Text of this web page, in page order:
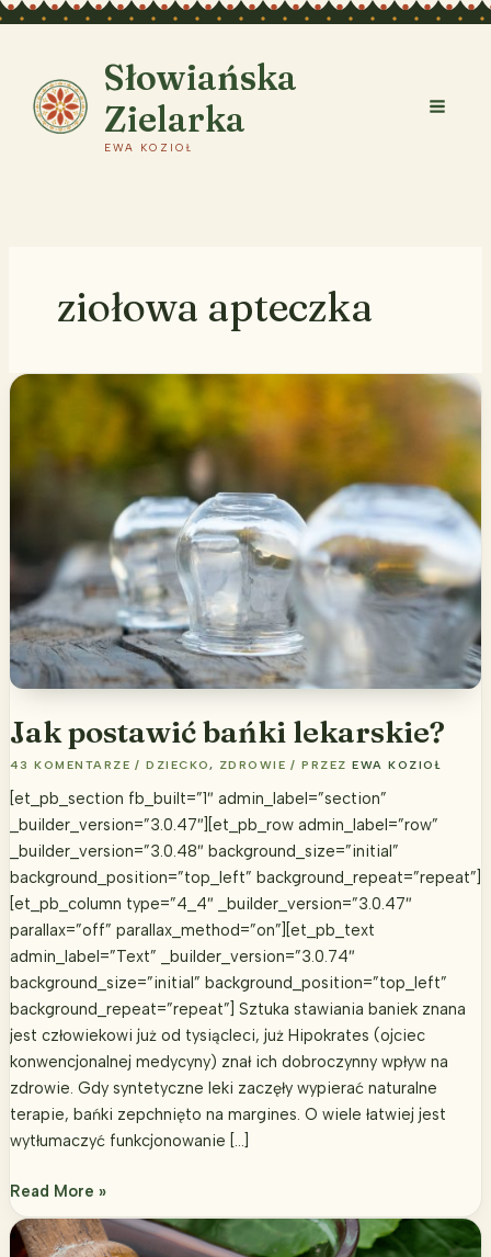
Przejdź
Słowiańska
Zielarka
EWA KOZIOŁ
ziołowa apteczka
Jak postawić bańki lekarskie?
43 KOMENTARZE /DZIECKO, ZDROWIE / PRZEZEWA KOZIOŁ
[et_pb_section fb_built=”1″ admin_label=”section”
_builder_version=”3.0.47″][et_pb_row admin_label=”row”
_builder_version=”3.0.48″ background_size=”initial”
background_position=”top_left” background_repeat=”repeat”]
[et_pb_column type=”4_4″ _builder_version=”3.0.47″
parallax=”off” parallax_method=”on”][et_pb_text
admin_label=”Text” _builder_version=”3.0.74″
background_size=”initial” background_position=”top_left”
background_repeat=”repeat”] Sztuka stawiania baniek znana
jest człowiekowi już od tysiącleci, już Hipokrates (ojciec
konwencjonalnej medycyny) znał ich dobroczynny wpływ na
zdrowie. Gdy syntetyczne leki zaczęły wypierać naturalne
terapie, bańki zepchnięto na margines. O wiele łatwiej jest
wytłumaczyć funkcjonowanie […]
Jak
postawić
bańki
Read More »